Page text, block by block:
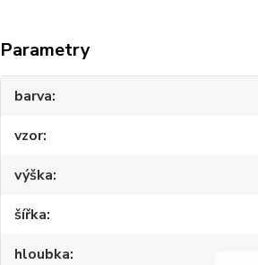
Parametry
barva
vzor
výška
šířka
hloubka